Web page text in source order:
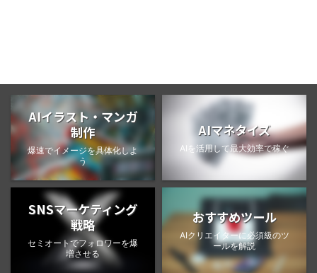
AIイラスト・マンガ
制作
爆速でイメージを具体化しよ
う
AIマネタイズ
AIを活用して最大効率で稼ぐ
SNSマーケティング
戦略
セミオートでフォロワーを爆
増させる
おすすめツール
AIクリエイターに必須級のツ
ールを解説